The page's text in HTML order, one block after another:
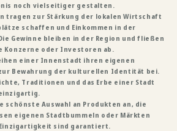
noch vielseitiger gestalten.
tragen zur Stärkung der lokalen Wirtschaft
schaffen und Einkommen in der
Gewinne bleiben in der Region und fließen
Konzerne oder Investoren ab.
einer Innenstadt ihren eigenen
Bewahrung der kulturellen Identität bei.
Traditionen und das Erbe einer Stadt
Auswahl an Produkten an, die
eigenen Stadtbummeln oder Märkten
sind garantiert.